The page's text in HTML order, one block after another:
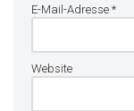
E-Mail-Adresse *
Website